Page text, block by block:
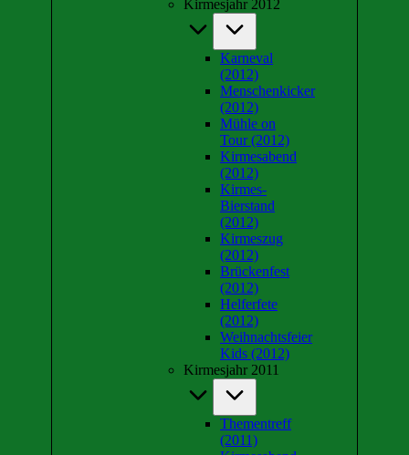
Kirmesjahr 2012
Karneval
(2012)
Menschenkicker
(2012)
Mühle on
Tour (2012)
Kirmesabend
(2012)
Kirmes-
Bierstand
(2012)
Kirmeszug
(2012)
Brückenfest
(2012)
Helferfete
(2012)
Weihnachtsfeier
Kids (2012)
Kirmesjahr 2011
Thementreff
(2011)